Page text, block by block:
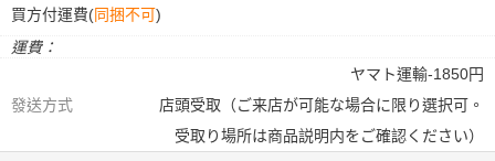
買方付運費(同捆不可)
運費：
發送方式
ヤマト運輸-1850円
店頭受取（ご来店が可能な場合に限り選択可。
受取り場所は商品説明内をご確認ください）